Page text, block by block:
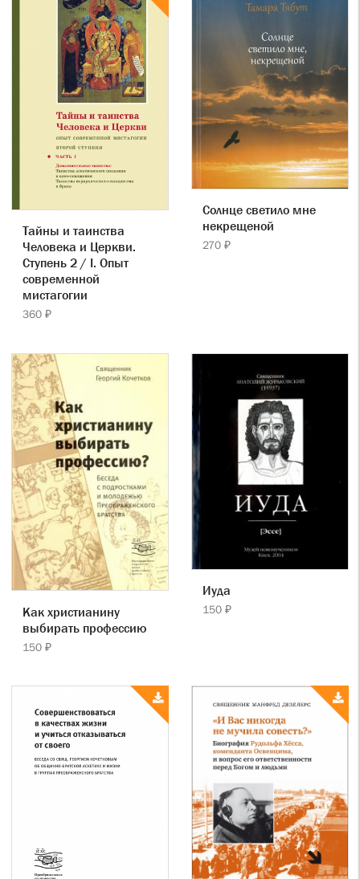
Тайны и таинства
Человека и Церкви.
Ступень 2 / I. Опыт
современной
мистагогии
360 ₽
Солнце светило мне
некрещеной
270 ₽
Как христианину
выбирать профессию
150 ₽
Иуда
150 ₽